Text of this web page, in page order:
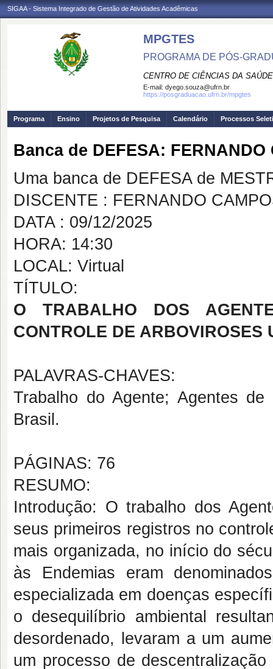
SIGAA - Sistema Integrado de Gestão de Atividades Acadêmicas
MPGTES
PROGRAMA DE PÓS-
CENTRO DE CIÊNCIAS DA SAÚDE
E-mail: dyego.souza@ufrn.br
https://posgraduacao.ufrn.br/mpgtes
Programa Ensino Projetos de Pesquisa Calendário Processos
Banca de DEFESA: FERNANDO
Uma banca de DEFESA de
DISCENTE : FERNANDO
DATA : 09/12/2025
HORA: 14:30
LOCAL: Virtual
TÍTULO:
O TRABALHO DOS
CONTROLE DE
PALAVRAS-CHAVES:
Trabalho do Agente; Agentes
Brasil.
PÁGINAS: 76
RESUMO:
Introdução: O trabalho dos
seus primeiros registros no
mais organizada, no início do
às Endemias eram
especializada em doenças
o desequilíbrio ambiental
desordenado, levaram a um
um processo de